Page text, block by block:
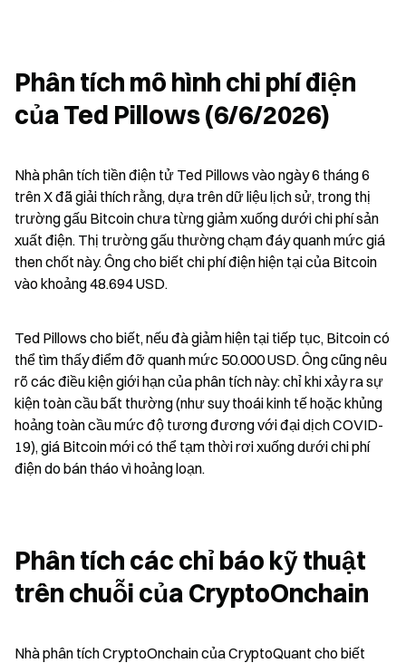
Phân tích mô hình chi phí điện
của Ted Pillows (6/6/2026)
Nhà phân tích tiền điện tử Ted Pillows vào ngày 6 tháng 6
trên X đã giải thích rằng, dựa trên dữ liệu lịch sử, trong thị
trường gấu Bitcoin chưa từng giảm xuống dưới chi phí sản
xuất điện. Thị trường gấu thường chạm đáy quanh mức giá
then chốt này. Ông cho biết chi phí điện hiện tại của Bitcoin
vào khoảng 48.694 USD.
Ted Pillows cho biết, nếu đà giảm hiện tại tiếp tục, Bitcoin có
thể tìm thấy điểm đỡ quanh mức 50.000 USD. Ông cũng nêu
rõ các điều kiện giới hạn của phân tích này: chỉ khi xảy ra sự
kiện toàn cầu bất thường (như suy thoái kinh tế hoặc khủng
hoảng toàn cầu mức độ tương đương với đại dịch COVID-
19), giá Bitcoin mới có thể tạm thời rơi xuống dưới chi phí
điện do bán tháo vì hoảng loạn.
Phân tích các chỉ báo kỹ thuật
trên chuỗi của CryptoOnchain
Nhà phân tích CryptoOnchain của CryptoQuant cho biết